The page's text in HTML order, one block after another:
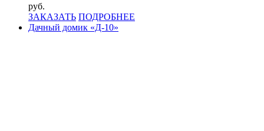
руб.
ЗАКАЗАТЬ ПОДРОБНЕЕ
Дачный домик «Д-10»